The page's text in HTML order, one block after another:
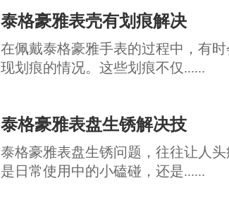
泰格豪雅表壳有划痕解决
在佩戴泰格豪雅手表的过程中，有
现划痕的情况。这些划痕不仅......
泰格豪雅表盘生锈解决技
泰格豪雅表盘生锈问题，往往让人
是日常使用中的小磕碰，还是......